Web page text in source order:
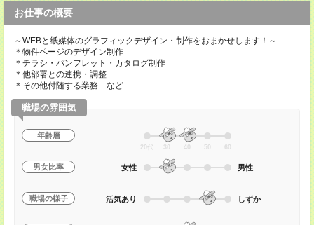
お仕事の概要
～WEBと紙媒体のグラフィックデザイン・制作をおまかせします！～
＊物件ページのデザイン制作
＊チラシ・パンフレット・カタログ制作
＊他部署との連携・調整
＊その他付随する業務 など
職場の雰囲気
年齢層
20代 30 40 50 60
男女比率 女性 男性
職場の様子 活気あり しずか